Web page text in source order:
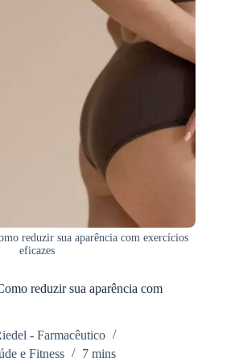
reduzir sua aparência com exercícios
eficazes
reduzir sua aparência com
- Farmacêutico
e Fitness 7 mins